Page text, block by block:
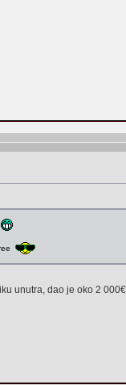
unutra, dao je oko 2